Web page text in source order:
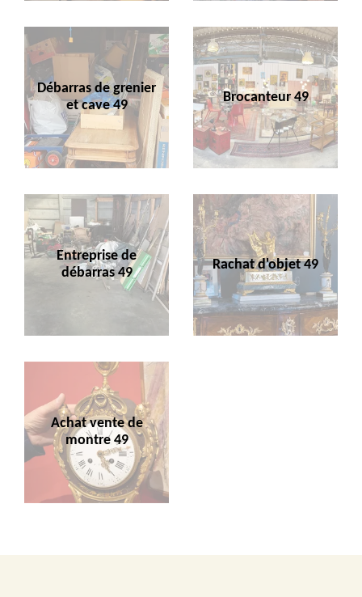
Débarras de grenier
et cave 49
Brocanteur 49
Entreprise de
débarras 49
Rachat d'objet 49
Achat vente de
montre 49